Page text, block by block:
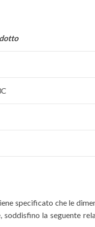
specificato che le
soddisfino la seguente